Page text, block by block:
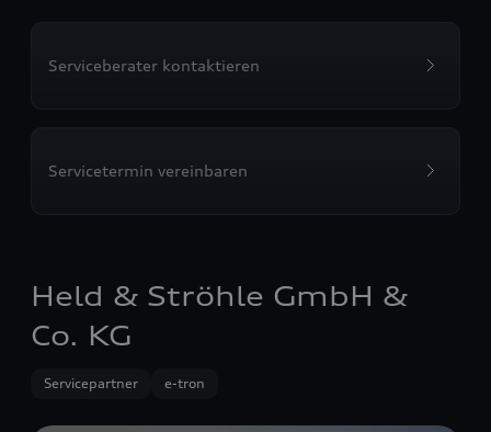
Serviceberater kontaktieren
Servicetermin vereinbaren
Held & Ströhle GmbH &
Co. KG
Servicepartner e-tron